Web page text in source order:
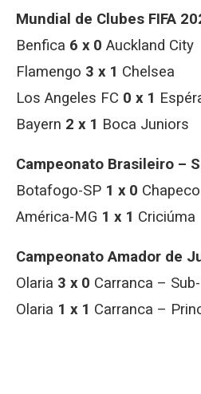
Mundial de Clubes FIFA
Benfica 6 x 0 Auckland City
Flamengo 3 x 1 Chelsea
Los Angeles FC 0 x 1
Bayern 2 x 1 Boca Juniors
Campeonato Brasileiro –
Botafogo-SP 1 x 0
América-MG 1 x 1 Criciúma
Campeonato Amador de
Olaria 3 x 0 Carranca –
Olaria 1 x 1 Carranca –